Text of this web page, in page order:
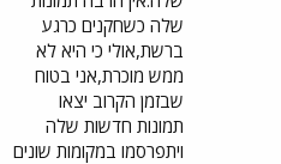
שלה כשחקנים כרגע
ברשת,אולי כי היא לא
ממש מוכרת,אני בטוח
שבזמן הקרוב יצאו
תמונות חדשות שלה
ויתפרסמו במקומות שונים